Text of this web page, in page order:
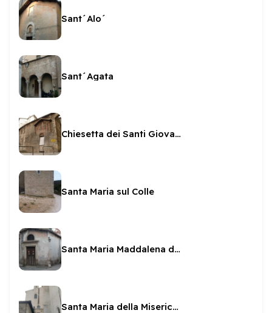
Sant´Alo´
Sant´Agata
Chiesetta dei Santi Giovanni e Paolo
Santa Maria sul Colle
Santa Maria Maddalena de Capatis
Santa Maria della Misericordia